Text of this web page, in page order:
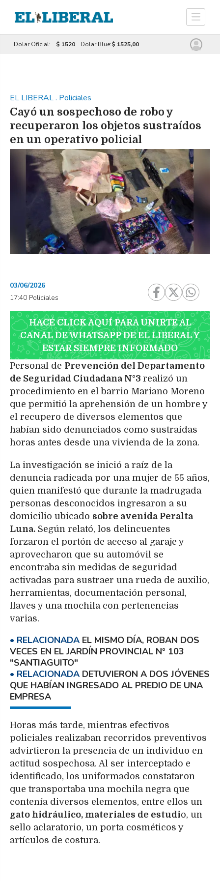
Dolar Oficial: $ 1520 Dolar Blue:$ 1525,00
EL LIBERAL. Policiales
Cayó un sospechoso de robo y
recuperaron los objetos sustraídos
en un operativo policial
03/06/2026
17:40 Policiales
HACÉ CLICK AQUÍ PARA UNIRTE AL
CANAL DE WHATSAPP DE EL LIBERAL Y
ESTAR SIEMPRE INFORMADO
Personal de Prevención del Departamento
de Seguridad Ciudadana N°3 realizó un
procedimiento en el barrio Mariano Moreno
que permitió la aprehensión de un hombre y
el recupero de diversos elementos que
habían sido denunciados como sustraídas
horas antes desde una vivienda de la zona.
La investigación se inició a raíz de la
denuncia radicada por una mujer de 55 años,
quien manifestó que durante la madrugada
personas desconocidos ingresaron a su
domicilio ubicado sobre avenida Peralta
Luna. Según relató, los delincuentes
forzaron el portón de acceso al garaje y
aprovecharon que su automóvil se
encontraba sin medidas de seguridad
activadas para sustraer una rueda de auxilio,
herramientas, documentación personal,
llaves y una mochila con pertenencias
varias.
EL MISMO DÍA, ROBAN DOS
VECES EN EL JARDÍN PROVINCIAL N° 103
"SANTIAGUITO"
DETUVIERON A DOS JÓVENES
QUE HABÍAN INGRESADO AL PREDIO DE UNA
EMPRESA
Horas más tarde, mientras efectivos
policiales realizaban recorridos preventivos
advirtieron la presencia de un individuo en
actitud sospechosa. Al ser interceptado e
identificado, los uniformados constataron
que transportaba una mochila negra que
contenía diversos elementos, entre ellos un
gato hidráulico, materiales de estudio, un
sello aclaratorio, un porta cosméticos y
artículos de costura.